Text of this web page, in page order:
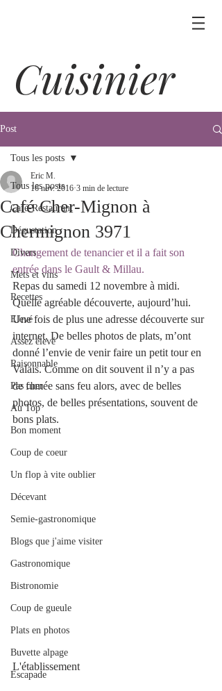
Cuisinier
Post
Tous les posts
Café-Restaurant
Dégustation
Divers
Mets et vins
Recettes
Elevé
Assez élevé
Raisonnable
Pas cher
Au Top
Bon moment
Coup de coeur
Un flop à vite oublier
Décevant
Semie-gastronomique
Blogs que j'aime visiter
Gastronomique
Bistronomie
Coup de gueule
Plats en photos
Buvette alpage
Escapade
Tous les posts
Café Cher-Mignon à
Chermignon 3971
Eric M.
16 nov. 2016 3 min de lecture
Changement de tenancier et il a fait son
entrée dans le Gault & Millau.
Repas du samedi 12 novembre à midi.
Quelle agréable découverte, aujourd’hui.
Une fois de plus une adresse découverte sur
internet. De belles photos de plats, m’ont
donné l’envie de venir faire un petit tour en
Valais. Comme on dit souvent il n’y a pas
de fumée sans feu alors, avec de belles
photos, de belles présentations, souvent de
bons plats.
L'établissement